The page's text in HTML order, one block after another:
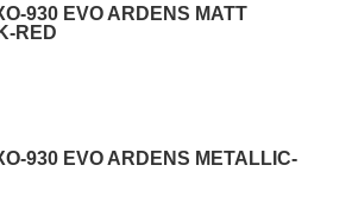
930 EVO ARDENS MATT
RED
930 EVO ARDENS METALLIC-